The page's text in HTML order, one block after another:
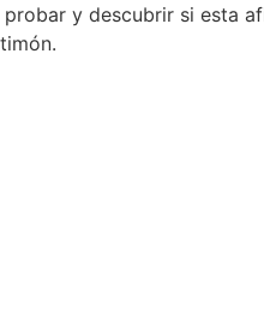
y descubrir si esta